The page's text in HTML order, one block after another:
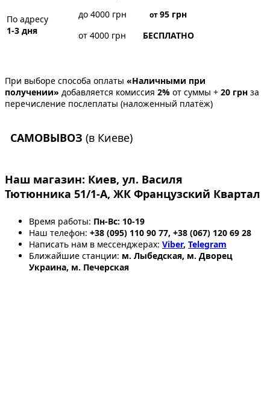
По адресу
1-3 дня
до 4000 грн от95 грн
от 4000 грн
БЕСПЛАТНО
При выборе способа оплаты «Наличными при
получении» добавляется комиссия 2% от суммы + 20 грн за
перечисление послеплаты (наложенный платёж)
САМОВЫВОЗ (в Киеве)
Наш магазин: Киев, ул. Василя
Тютюнника 51/1-А, ЖК Французский Квартал
Время работы: Пн-Вс: 10-19
Наш телефон: +38 (095) 110 90 77, +38 (067) 120 69 28
Написать нам в мессенджерах: Viber, Telegram
Ближайшие станции: м. Лыбедская, м. Дворец
Украина, м. Печерская